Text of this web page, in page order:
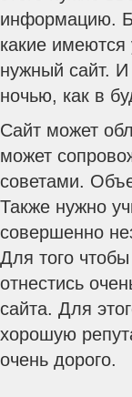
информацию.
какие имеются
нужный сайт.
ночью, как в
Сайт может
может
советами.
Также нужно
совершенно
Для того
отнестись
сайта. Для
хорошую
очень дорого.